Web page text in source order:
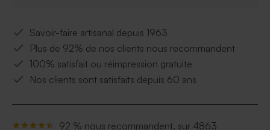
Savoir-faire artisanal depuis 1963
Plus de 92% de nos clients nous recommandent
100% satisfait ou réimpression gratuite
Nos clients sont satisfaits depuis 60 ans
92 % nous recommandent, sur 4863